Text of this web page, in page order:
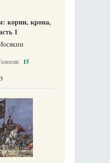
корни, крона,
1
15